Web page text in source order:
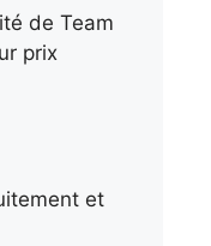
de Team
prix
et